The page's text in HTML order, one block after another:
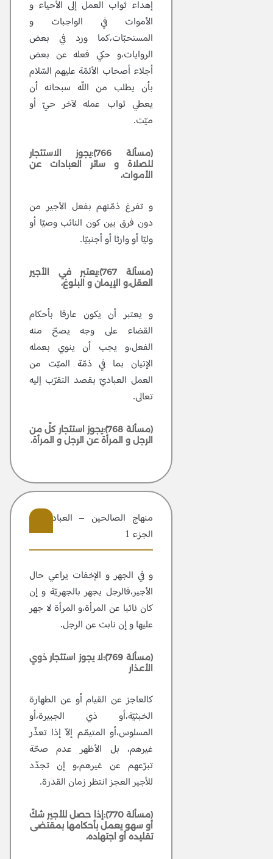
إهداء ثواب العمل إلى الأحياء و
الأموات في الواجبات و
المستحبّات،كما ورد في بعض
الروايات،و حكي فعله عن بعض
أجلاء أصحاب الأئمّة عليهم السّلام
بأن يطلب من اللّه سبحانه أن
يعطي ثواب عمله لآخر حيّ أو
ميّت.
(مسألة 766):يجوز الاستئجار
للصلاة و سائر العبادات عن
الأموات،
و تفرغ ذمّتهم بفعل الأجير من
دون فرق بين كون النائب وصيّا أو
وليّا أو وارثا أو أجنبيّا.
(مسألة 767):يعتبر في الأجير
العقل،و الإيمان و البلوغ،
و يعتبر أن يكون عارفا بأحكام
القضاء على وجه يصحّ منه
الفعل،و يجب أن ينوي بعمله
الإتيان بما في ذمّة الميّت من
العمل العباديّ بقصد التقرّب إليه
تعالى.
(مسألة 768):يجوز استئجار كلّ من
الرجل و المرأة عن الرجل و المرأة،
منهاج الصالحين – العبادات –
الجزء 1
و في الجهر و الإخفات يراعي حال
الأجير،فالرجل يجهر بالجهريّة و إن
كان نائبا عن المرأة،و المرأة لا جهر
عليها و إن نابت عن الرجل.
(مسألة 769):لا يجوز استئجار ذوي
الأعذار
كالعاجز عن القيام أو عن الطهارة
الخبثيّة،أو ذي الجبيرة،أو
المسلوس،أو المتيمّم إلاّ إذا تعذّر
غيرهم، بل الأظهر عدم صحّة
تبرّعهم عن غيرهم،و إن تجدّد
للأجير العجز انتظر زمان القدرة.
(مسألة 770):إذا حصل للأجير شكّ
أو سهو يعمل بأحكامها بمقتضى
تقليده أو اجتهاده،